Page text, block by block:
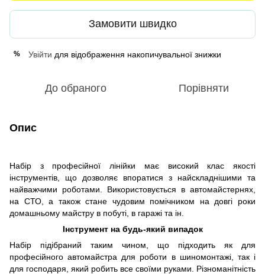
Замовити швидко
% Увійти для відображення накопичувальної знижки
До обраного Порівняти
Опис
Набір з професійної лінійки має високий клас якості
інструментів, що дозволяє впоратися з найскладнішими та
найважчими роботами. Використовується в автомайстернях,
на СТО, а також стане чудовим помічником на довгі роки
домашньому майстру в побуті, в гаражі та ін.
Інструмент на будь-який випадок
Набір підібраний таким чином, що підходить як для
професійного автомайстра для роботи в шиномонтажі, так і
для господаря, який робить все своїми руками. Різноманітність